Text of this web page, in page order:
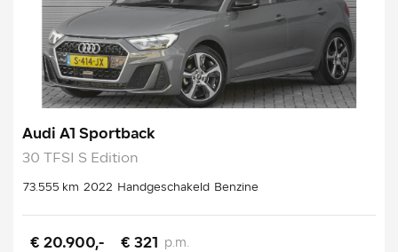
Audi A1 Sportback
30 TFSI S Edition
73.555 km 2022 Handgeschakeld Benzine
€ 20.900,- € 321 p.m.